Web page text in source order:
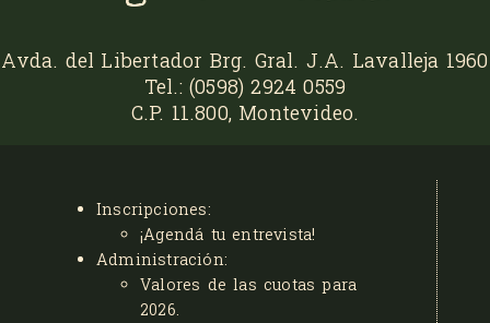
Avda. del Libertador Brg. Gral. J.A. Lavalleja 1960
Tel.: (0598) 2924 0559
C.P. 11.800, Montevideo.
Inscripciones:
¡Agendá tu entrevista!
Administración:
Valores de las cuotas para
2026